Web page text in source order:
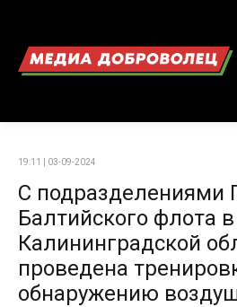
19:11 | 03-09-2024
С подразделениями
Балтийского флота в
Калининградской
проведена
обнаружению